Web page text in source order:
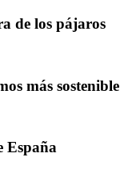
de los pájaros
más sostenible
España